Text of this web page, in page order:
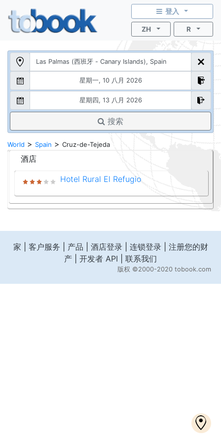
登入
ZH R
搜索
World > Spain > Cruz-de-Tejeda
酒店
Hotel Rural El Refugio
家 客户服务 产品 酒店登录| 连锁登录| 注册您的财
产
开发者 API 联系我们
版权 ©2000-2020 tobook.com